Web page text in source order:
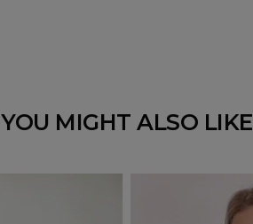
YOU MIGHT ALSO LIKE